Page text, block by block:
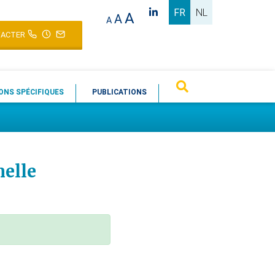
A AA FR NL
SPÉCIFIQUES PUBLICATIONS